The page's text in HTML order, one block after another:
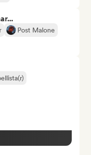
Post Malone